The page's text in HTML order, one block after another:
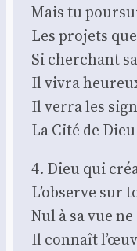
Mais tu
Les pro­jets
Si cher­chant
Il vivra
Il ver­ra les
La Cité de
4. Dieu qui
L’observe sur
Nul à sa vue
Il connaît